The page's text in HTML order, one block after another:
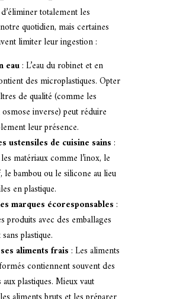
totalement les
quotidien, mais certaines
limiter leur ingestion :
eau: L’eau du robinet et en
des microplastiques. Opter
de qualité (comme les
osmose inverse) peut réduire
leur présence.
ustensiles de cuisine sains:
matériaux comme l’inox, le
le bambou ou le silicone au lieu
en plastique.
marques écoresponsables:
produits avec des emballages
plastique.
aliments frais: Les aliments
contiennent souvent des
plastiques. Mieux vaut